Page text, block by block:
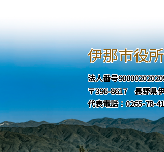
伊那市役所
法人番号
〒396-8617 長野県
代表電話：0265-78-